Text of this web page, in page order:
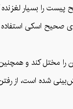
را بسیار
اسکی استفاده
را مختل کند و
شده است، از رفتن